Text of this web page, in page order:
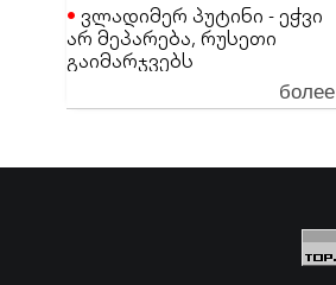
ვლადიმერ პუტინი - ეჭვი
არ მეპარება, რუსეთი
გაიმარჯვებს
более